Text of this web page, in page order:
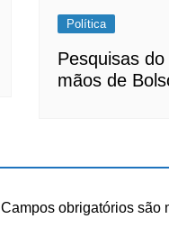
Política
Pesquisas
mãos de
Campos obrigatórios são